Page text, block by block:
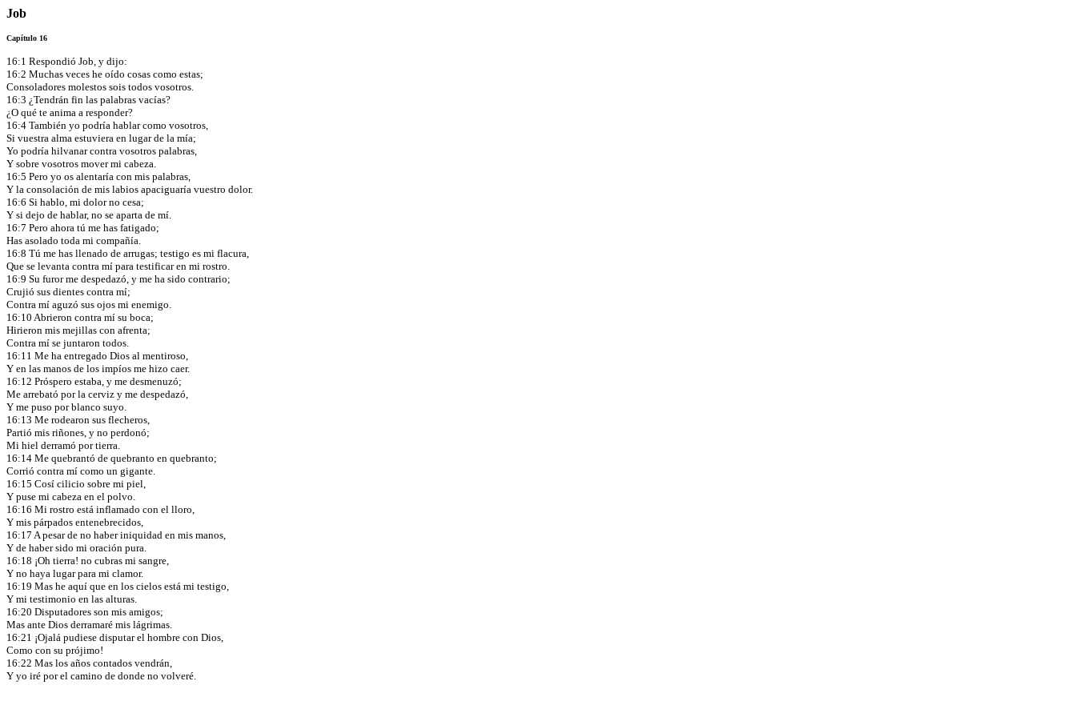
Job
Capítulo 16
16:1 Respondió Job, y dijo:
16:2 Muchas veces he oído cosas como estas;
Consoladores molestos sois todos vosotros.
16:3 ¿Tendrán fin las palabras vacías?
¿O qué te anima a responder?
16:4 También yo podría hablar como vosotros,
Si vuestra alma estuviera en lugar de la mía;
Yo podría hilvanar contra vosotros palabras,
Y sobre vosotros mover mi cabeza.
16:5 Pero yo os alentaría con mis palabras,
Y la consolación de mis labios apaciguaría vuestro dolor.
16:6 Si hablo, mi dolor no cesa;
Y si dejo de hablar, no se aparta de mí.
16:7 Pero ahora tú me has fatigado;
Has asolado toda mi compañía.
16:8 Tú me has llenado de arrugas; testigo es mi flacura,
Que se levanta contra mí para testificar en mi rostro.
16:9 Su furor me despedazó, y me ha sido contrario;
Crujió sus dientes contra mí;
Contra mí aguzó sus ojos mi enemigo.
16:10 Abrieron contra mí su boca;
Hirieron mis mejillas con afrenta;
Contra mí se juntaron todos.
16:11 Me ha entregado Dios al mentiroso,
Y en las manos de los impíos me hizo caer.
16:12 Próspero estaba, y me desmenuzó;
Me arrebató por la cerviz y me despedazó,
Y me puso por blanco suyo.
16:13 Me rodearon sus flecheros,
Partió mis riñones, y no perdonó;
Mi hiel derramó por tierra.
16:14 Me quebrantó de quebranto en quebranto;
Corrió contra mí como un gigante.
16:15 Cosí cilicio sobre mi piel,
Y puse mi cabeza en el polvo.
16:16 Mi rostro está inflamado con el lloro,
Y mis párpados entenebrecidos,
16:17 A pesar de no haber iniquidad en mis manos,
Y de haber sido mi oración pura.
16:18 ¡Oh tierra! no cubras mi sangre,
Y no haya lugar para mi clamor.
16:19 Mas he aquí que en los cielos está mi testigo,
Y mi testimonio en las alturas.
16:20 Disputadores son mis amigos;
Mas ante Dios derramaré mis lágrimas.
16:21 ¡Ojalá pudiese disputar el hombre con Dios,
Como con su prójimo!
16:22 Mas los años contados vendrán,
Y yo iré por el camino de donde no volveré.